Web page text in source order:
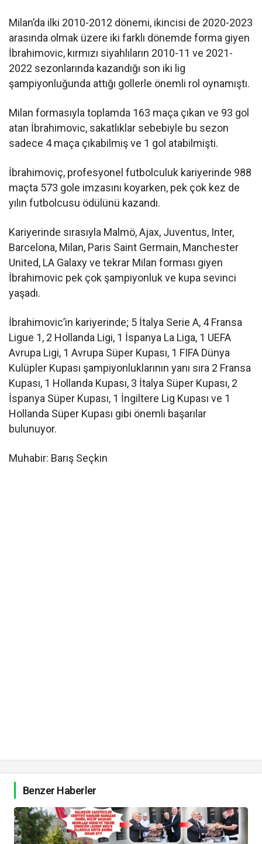
Milan’da ilki 2010-2012 dönemi, ikincisi de 2020-2023
arasında olmak üzere iki farklı dönemde forma giyen
İbrahimovic, kırmızı siyahlıların 2010-11 ve 2021-
2022 sezonlarında kazandığı son iki lig
şampiyonluğunda attığı gollerle önemli rol oynamıştı.
Milan formasıyla toplamda 163 maça çıkan ve 93 gol
atan İbrahimovic, sakatlıklar sebebiyle bu sezon
sadece 4 maça çıkabilmiş ve 1 gol atabilmişti.
İbrahimoviç, profesyonel futbolculuk kariyerinde 988
maçta 573 gole imzasını koyarken, pek çok kez de
yılın futbolcusu ödülünü kazandı.
Kariyerinde sırasıyla Malmö, Ajax, Juventus, Inter,
Barcelona, Milan, Paris Saint Germain, Manchester
United, LA Galaxy ve tekrar Milan forması giyen
İbrahimovic pek çok şampiyonluk ve kupa sevinci
yaşadı.
İbrahimovic’in kariyerinde; 5 İtalya Serie A, 4 Fransa
Ligue 1, 2 Hollanda Ligi, 1 İspanya La Liga, 1 UEFA
Avrupa Ligi, 1 Avrupa Süper Kupası, 1 FIFA Dünya
Kulüpler Kupası şampiyonluklarının yanı sıra 2 Fransa
Kupası, 1 Hollanda Kupası, 3 İtalya Süper Kupası, 2
İspanya Süper Kupası, 1 İngiltere Lig Kupası ve 1
Hollanda Süper Kupası gibi önemli başarılar
bulunuyor.
Muhabir: Barış Seçkin
Benzer Haberler